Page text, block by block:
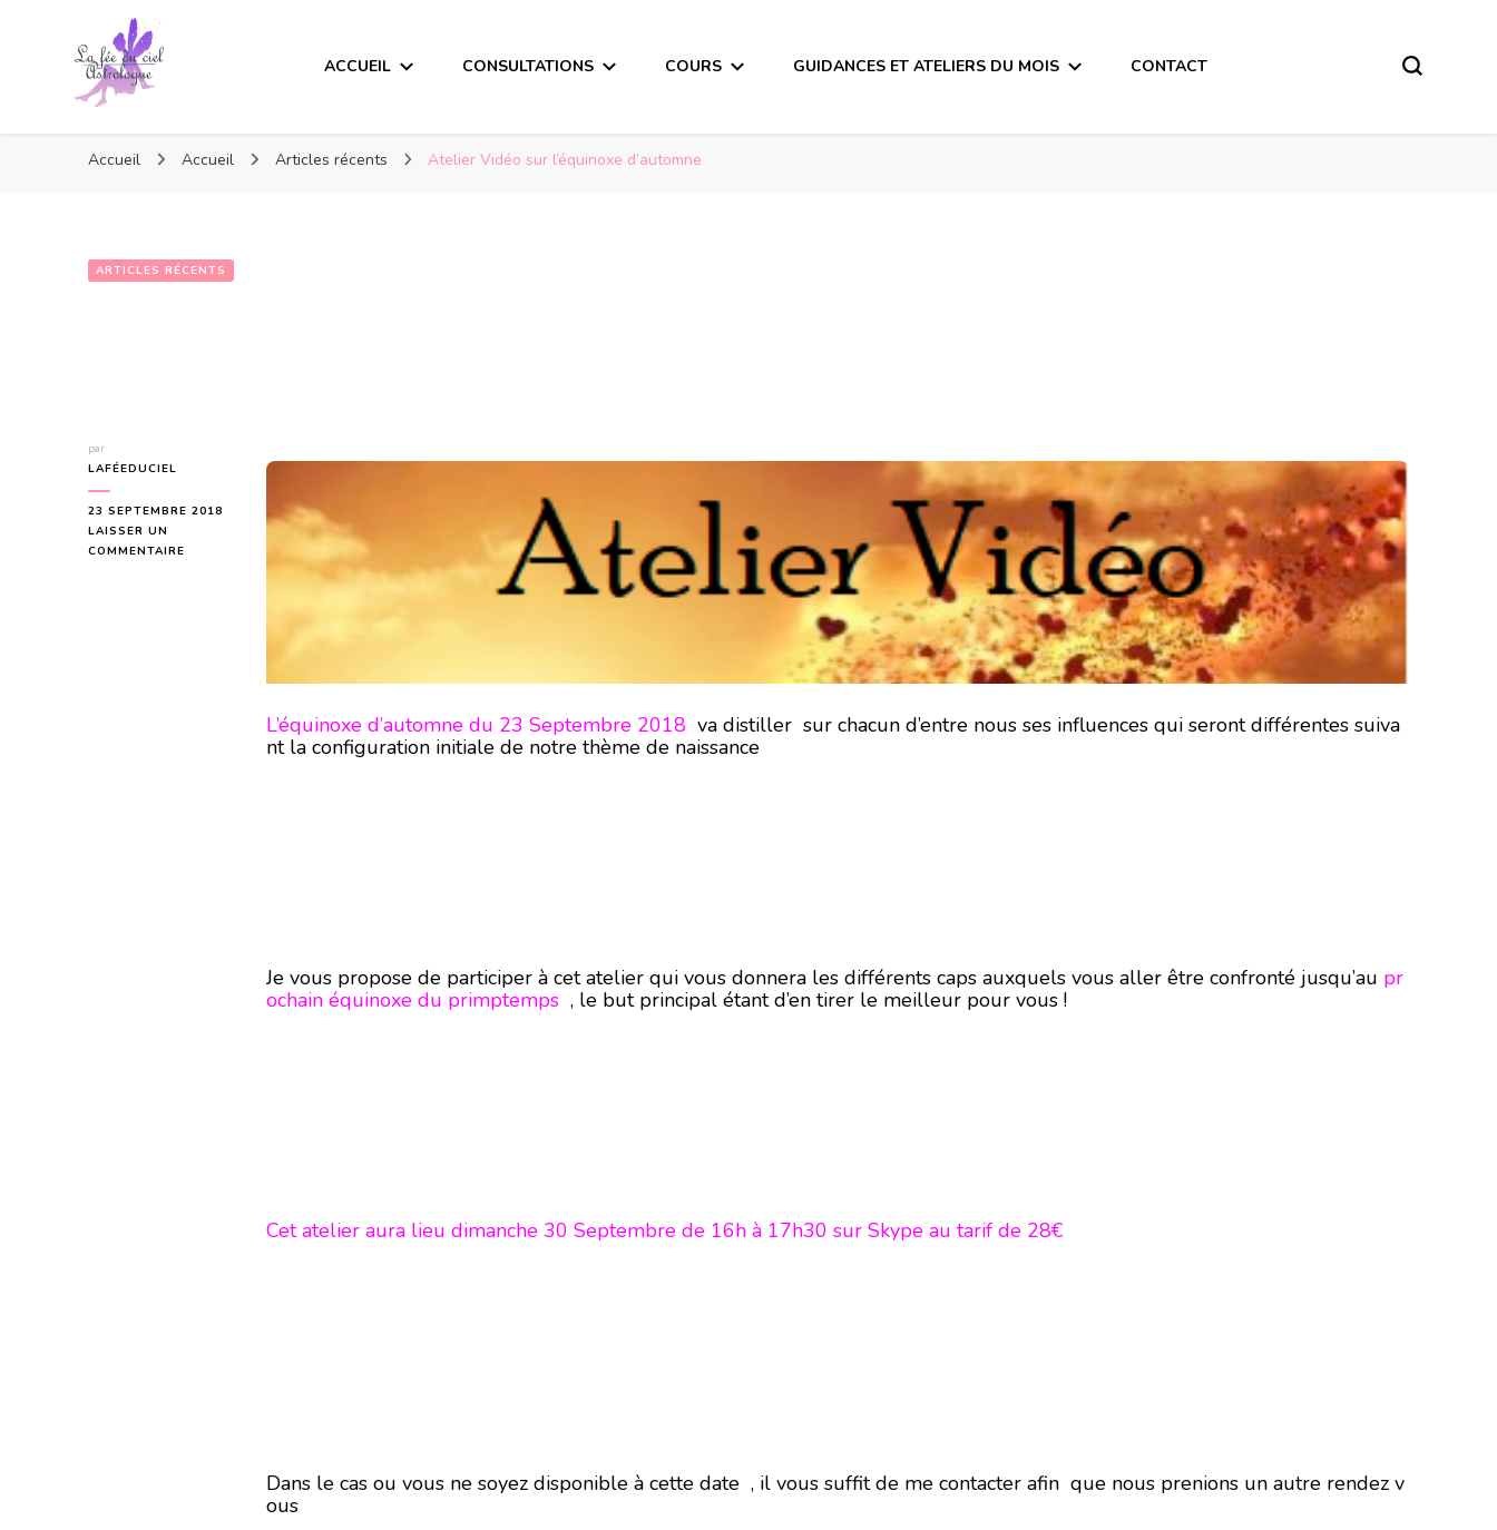
ACCUEIL CONSULTATIONS COURS GUIDANCES ET ATELIERS DU MOIS CONTACT
Accueil Accueil Articles récents Atelier Vidéo sur l’équinoxe d’automne
ARTICLES RÉCENTS
par
LAFÉEDUCIEL
23 SEPTEMBRE 2018
LAISSER UN
COMMENTAIRE
L’équinoxe d’automne du 23 Septembre 2018 va distiller sur chacun d’entre nous ses influences qui seront différentes suiva
nt la configuration initiale de notre thème de naissance
Je vous propose de participer à cet atelier qui vous donnera les différents caps auxquels vous aller être confronté jusqu’au pr
ochain équinoxe du primptemps , le but principal étant d’en tirer le meilleur pour vous !
Cet atelier aura lieu dimanche 30 Septembre de 16h à 17h30 sur Skype au tarif de 28€
Dans le cas ou vous ne soyez disponible à cette date , il vous suffit de me contacter afin que nous prenions un autre rendez v
ous